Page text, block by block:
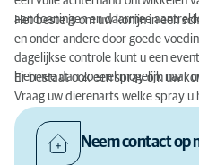
aandoeningen en daarmee
Het beste is om uw konijn in een
en onder andere door goede
dagelijkse controle kunt u een
hiermee dan zo snel mogelijk naar
Er bestaat ook een spray om uw
Vraag uw dierenarts welke spray
Neem contact op